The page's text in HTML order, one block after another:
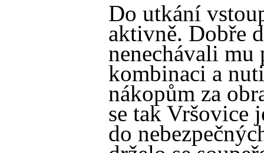
Do utkání
aktivně. Dobře
nenechávali mu
kombinaci a
nákopům za
se tak Vršovice
do